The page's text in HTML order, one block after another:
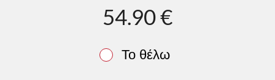
54.90 €
Το θέλω